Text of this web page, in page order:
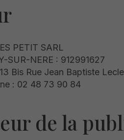
PETIT SARL
SUR-NERE : 912991627
Bis Rue Jean Baptiste
: 02 48 73 90 84
de la